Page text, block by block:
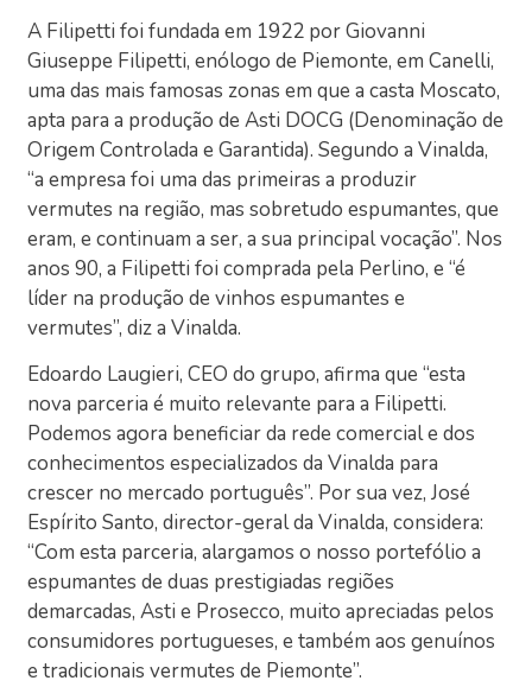
A Filipetti foi fundada em 1922 por Giovanni
Giuseppe Filipetti, enólogo de Piemonte, em Canelli,
uma das mais famosas zonas em que a casta Moscato,
apta para a produção de Asti DOCG (Denominação de
Origem Controlada e Garantida). Segundo a Vinalda,
“a empresa foi uma das primeiras a produzir
vermutes na região, mas sobretudo espumantes, que
eram, e continuam a ser, a sua principal vocação”. Nos
anos 90, a Filipetti foi comprada pela Perlino, e “é
líder na produção de vinhos espumantes e
vermutes”, diz a Vinalda.
Edoardo Laugieri, CEO do grupo, afirma que “esta
nova parceria é muito relevante para a Filipetti.
Podemos agora beneficiar da rede comercial e dos
conhecimentos especializados da Vinalda para
crescer no mercado português”. Por sua vez, José
Espírito Santo, director-geral da Vinalda, considera:
“Com esta parceria, alargamos o nosso portefólio a
espumantes de duas prestigiadas regiões
demarcadas, Asti e Prosecco, muito apreciadas pelos
consumidores portugueses, e também aos genuínos
e tradicionais vermutes de Piemonte”.